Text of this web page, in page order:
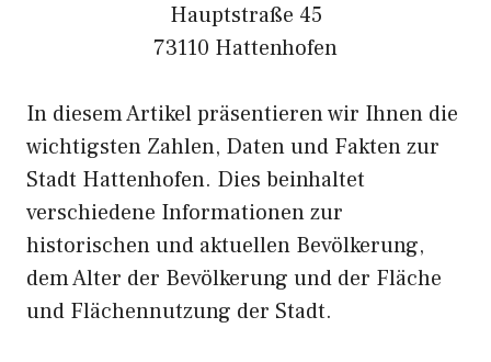
Hauptstraße 45
73110 Hattenhofen
In diesem Artikel präsentieren wir Ihnen die
wichtigsten Zahlen, Daten und Fakten zur
Stadt Hattenhofen. Dies beinhaltet
verschiedene Informationen zur
historischen und aktuellen Bevölkerung,
dem Alter der Bevölkerung und der Fläche
und Flächennutzung der Stadt.